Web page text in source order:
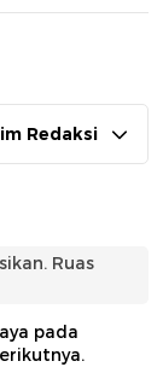
Redaksi
Ruas
pada